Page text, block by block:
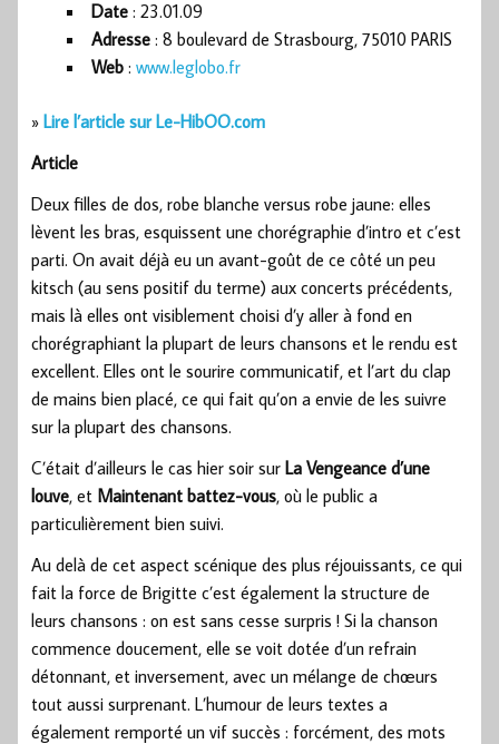
Date : 23.01.09
Adresse : 8 boulevard de Strasbourg, 75010 PARIS
Web : www.leglobo.fr
» Lire l’article sur Le-HibOO.com
Article
Deux filles de dos, robe blanche versus robe jaune: elles
lèvent les bras, esquissent une chorégraphie d’intro et c’est
parti. On avait déjà eu un avant-goût de ce côté un peu
kitsch (au sens positif du terme) aux concerts précédents,
mais là elles ont visiblement choisi d’y aller à fond en
chorégraphiant la plupart de leurs chansons et le rendu est
excellent. Elles ont le sourire communicatif, et l’art du clap
de mains bien placé, ce qui fait qu’on a envie de les suivre
sur la plupart des chansons.
C’était d’ailleurs le cas hier soir sur La Vengeance d’une
louve, et Maintenant battez-vous, où le public a
particulièrement bien suivi.
Au delà de cet aspect scénique des plus réjouissants, ce qui
fait la force de Brigitte c’est également la structure de
leurs chansons : on est sans cesse surpris ! Si la chanson
commence doucement, elle se voit dotée d’un refrain
détonnant, et inversement, avec un mélange de chœurs
tout aussi surprenant. L’humour de leurs textes a
également remporté un vif succès : forcément, des mots